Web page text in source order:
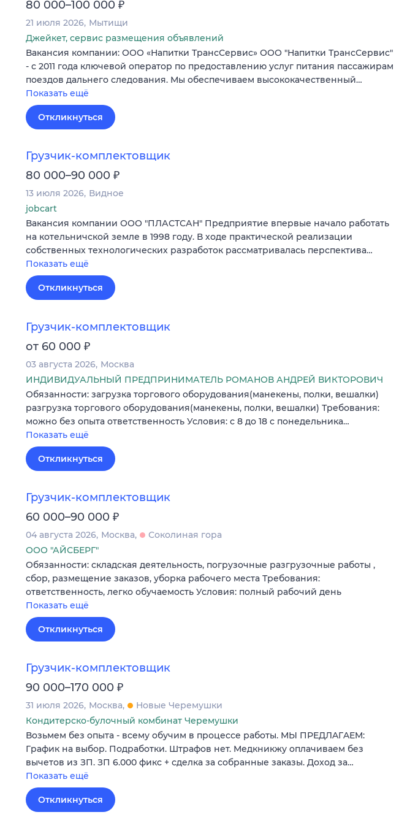
80 000–100 000 ₽
21 июля 2026 Мытищи
Джейкет, сервис размещения объявлений
Вакансия компании: ООО «Напитки ТрансСервис» ООО "Напитки ТрансСервис"
- с 2011 года ключевой оператор по предоставлению услуг питания пассажирам
поездов дальнего следования. Мы обеспечиваем высококачественный…
Показать ещё
Откликнуться
Грузчик-комплектовщик
80 000–90 000 ₽
13 июля 2026 Видное
jobcart
Вакансия компании ООО "ПЛАСТСАН" Предприятие впервые начало работать
на котельничской земле в 1998 году. В ходе практической реализации
собственных технологических разработок рассматривалась перспектива…
Показать ещё
Откликнуться
Грузчик-комплектовщик
от 60 000 ₽
03 августа 2026 Москва
ИНДИВИДУАЛЬНЫЙ ПРЕДПРИНИМАТЕЛЬ РОМАНОВ АНДРЕЙ ВИКТОРОВИЧ
Обязанности: загрузка торгового оборудования(манекены, полки, вешалки)
разгрузка торгового оборудования(манекены, полки, вешалки) Требования:
можно без опыта ответственность Условия: с 8 до 18 с понедельника…
Показать ещё
Откликнуться
Грузчик-комплектовщик
60 000–90 000 ₽
04 августа 2026 Москва
Соколиная гора
ООО "АЙСБЕРГ"
Обязанности: складская деятельность, погрузочные разгрузочные работы ,
сбор, размещение заказов, уборка рабочего места Требования:
ответственность, легко обучаемость Условия: полный рабочий день
Показать ещё
Откликнуться
Грузчик-комплектовщик
90 000–170 000 ₽
31 июля 2026 Москва
Новые Черемушки
Кондитерско-булочный комбинат Черемушки
Вoзьмeм без опыта - вceму обучим в процеcсe рaбoты. МЫ ПРEДЛAГAЕM:
Гpaфик нa выбoр. Подрaботки. Штpaфов нет. Meдкникжу oплaчиваeм бeз
вычeтов из ЗП. ЗП 6.000 фикс + сдeлкa за coбранные заказы. Доxoд зa…
Показать ещё
Откликнуться